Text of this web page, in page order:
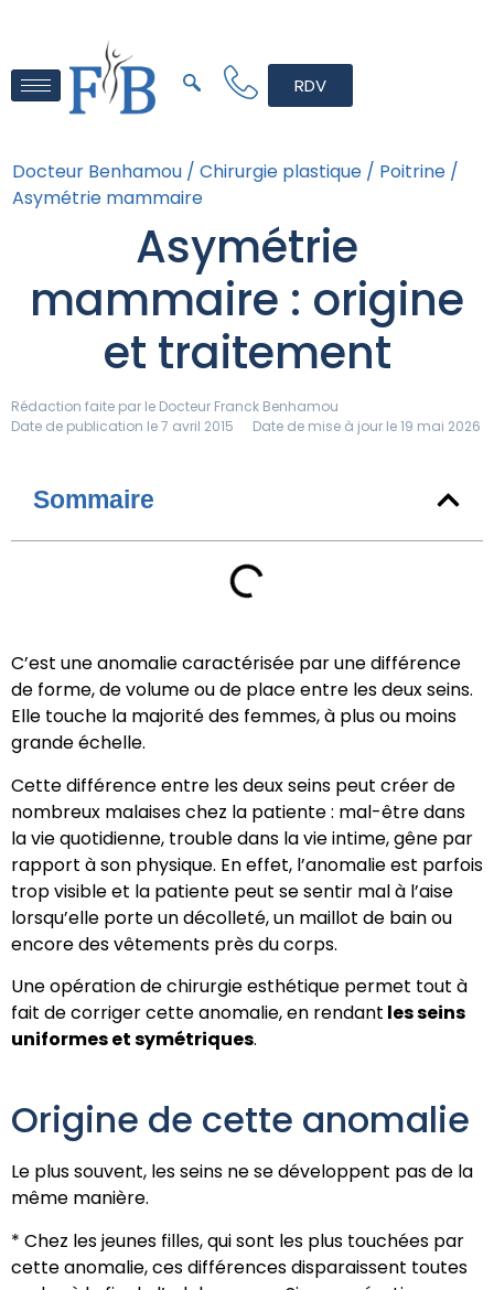
RDV
Docteur Benhamou / Chirurgie plastique / Poitrine /
Asymétrie mammaire
Asymétrie
mammaire : origine
et traitement
Rédaction faite par le Docteur Franck Benhamou
Date de publication le 7 avril 2015
Date de mise à jour le 19 mai 2026
Sommaire
C’est une anomalie caractérisée par une différence
de forme, de volume ou de place entre les deux seins.
Elle touche la majorité des femmes, à plus ou moins
grande échelle.
Cette différence entre les deux seins peut créer de
nombreux malaises chez la patiente : mal-être dans
la vie quotidienne, trouble dans la vie intime, gêne par
rapport à son physique. En effet, l’anomalie est parfois
trop visible et la patiente peut se sentir mal à l’aise
lorsqu’elle porte un décolleté, un maillot de bain ou
encore des vêtements près du corps.
Une opération de chirurgie esthétique permet tout à
fait de corriger cette anomalie, en rendant les seins
uniformes et symétriques.
Origine de cette anomalie
Le plus souvent, les seins ne se développent pas de la
même manière.
* Chez les jeunes filles, qui sont les plus touchées par
cette anomalie, ces différences disparaissent toutes